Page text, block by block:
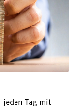
jeden Tag mit